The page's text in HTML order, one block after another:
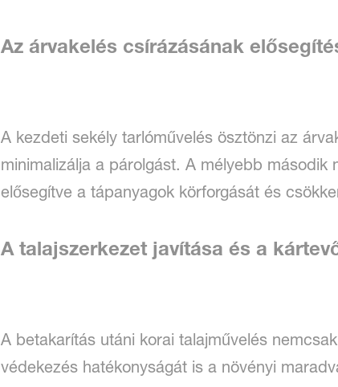
Az árvakelés csírázásának
A kezdeti sekély tarlóművelés ösztönzi az
minimalizálja a párolgást. A mélyebb
elősegítve a tápanyagok körforgását és
A talajszerkezet javítása és a
A betakarítás utáni korai talajművelés
védekezés hatékonyságát is a növényi